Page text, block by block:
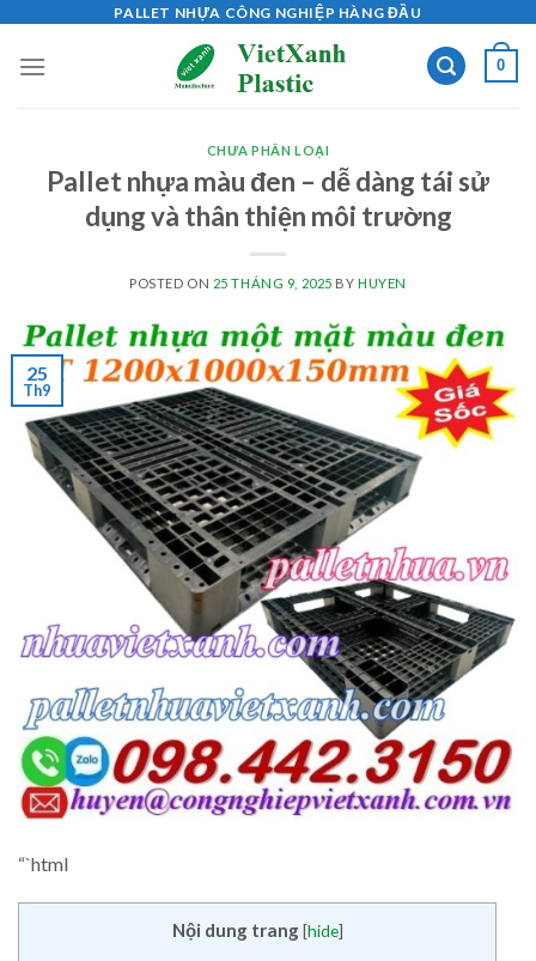
content
PALLET NHỰA CÔNG NGHIỆP HÀNG ĐẦU
0
CHƯA PHÂN LOẠI
Pallet nhựa màu đen – dễ dàng tái sử
dụng và thân thiện môi trường
POSTED ON 25 THÁNG 9, 2025 BY HUYEN
25
Th9
“`html
Nội dung trang [hide]